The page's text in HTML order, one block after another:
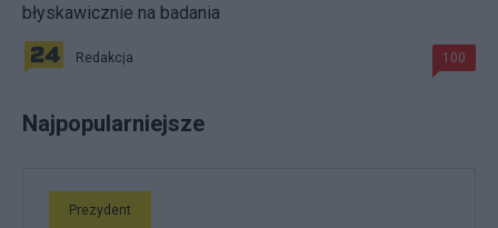
błyskawicznie na badania
Redakcja 100
Najpopularniejsze
Prezydent